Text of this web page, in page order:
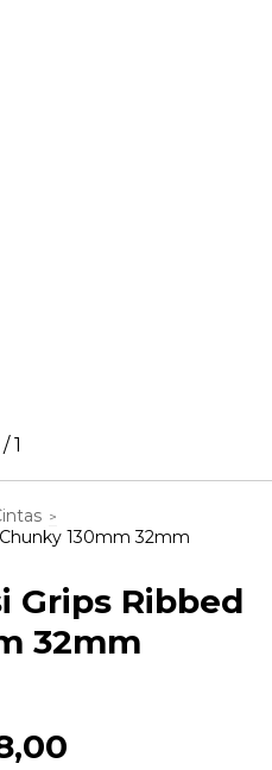
/1
>
130mm 32mm
Grips Ribbed
32mm